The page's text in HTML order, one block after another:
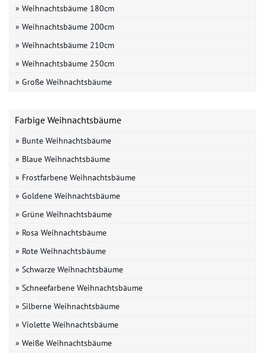
» Weihnachtsbäume 180cm
» Weihnachtsbäume 200cm
» Weihnachtsbäume 210cm
» Weihnachtsbäume 250cm
» Große Weihnachtsbäume
Farbige Weihnachtsbäume
» Bunte Weihnachtsbäume
» Blaue Weihnachtsbäume
» Frostfarbene Weihnachtsbäume
» Goldene Weihnachtsbäume
» Grüne Weihnachtsbäume
» Rosa Weihnachtsbäume
» Rote Weihnachtsbäume
» Schwarze Weihnachtsbäume
» Schneefarbene Weihnachtsbäume
» Silberne Weihnachtsbäume
» Violette Weihnachtsbäume
» Weiße Weihnachtsbäume